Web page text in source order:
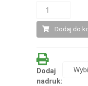
Dodaj do
Dodaj
nadruk: